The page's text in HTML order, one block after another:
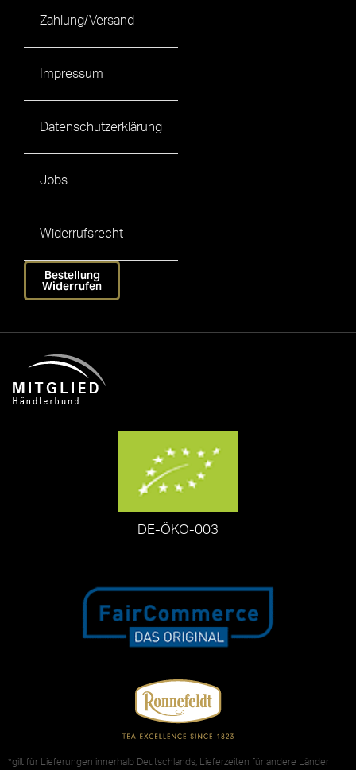
Zahlung/Versand
Impressum
Datenschutzerklärung
Jobs
Widerrufsrecht
Bestellung
Widerrufen
DE-ÖKO-003
*gilt für Lieferungen innerhalb Deutschlands, Lieferzeiten für andere Länder